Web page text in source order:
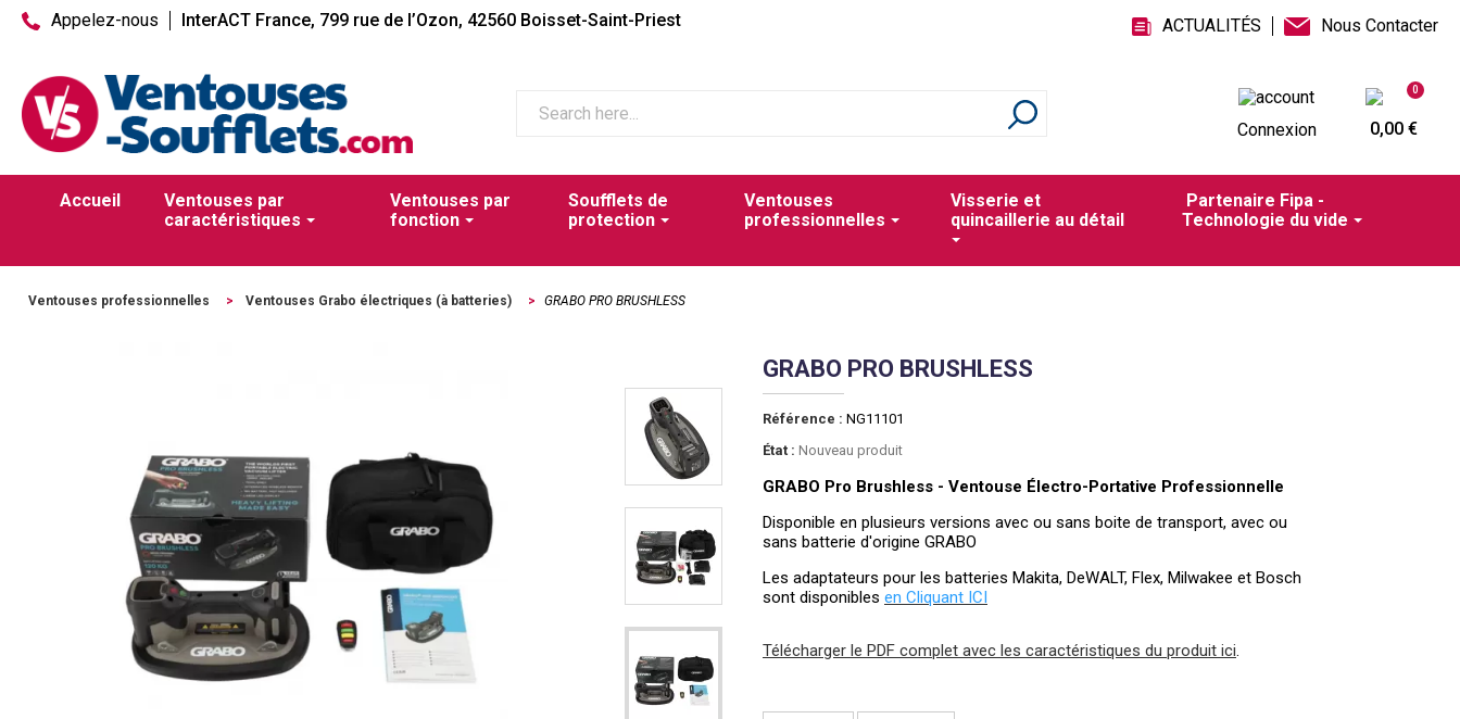
Appelez-nous InterACT France, 799 rue de l’Ozon, 42560 Boisset-Saint-Priest ACTUALITÉS Nous Contacter
Connexion
0
0,00 €
Accueil
Ventouses par
caractéristiques
Ventouses par
fonction
Soufflets de
protection
Ventouses
professionnelles
Visserie et
quincaillerie au détail
Partenaire Fipa -
Technologie du vide
Ventouses professionnelles > Ventouses Grabo électriques (à batteries) > GRABO PRO BRUSHLESS
GRABO PRO BRUSHLESS
Référence : NG11101
État : Nouveau produit
GRABO Pro Brushless - Ventouse Électro-Portative Professionnelle
Disponible en plusieurs versions avec ou sans boite de transport, avec ou
sans batterie d'origine GRABO
Les adaptateurs pour les batteries Makita, DeWALT, Flex, Milwakee et Bosch
sont disponibles en Cliquant ICI
Télécharger le PDF complet avec les caractéristiques du produit ici.